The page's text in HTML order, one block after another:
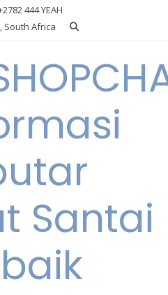
444 YEAH
South Africa
Santai